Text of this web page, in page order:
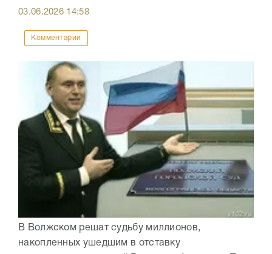
03.06.2026 14:58
Комментарии
В Волжском решат судьбу миллионов,
накопленных ушедшим в отставку